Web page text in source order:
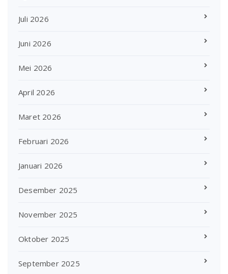
Juli 2026
Juni 2026
Mei 2026
April 2026
Maret 2026
Februari 2026
Januari 2026
Desember 2025
November 2025
Oktober 2025
September 2025